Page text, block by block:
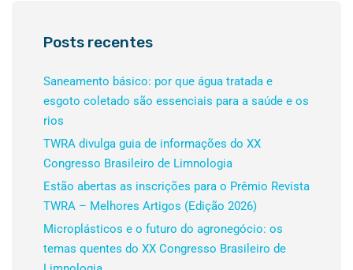
Posts recentes
Saneamento básico: por que água tratada e
esgoto coletado são essenciais para a saúde e os
rios
TWRA divulga guia de informações do XX
Congresso Brasileiro de Limnologia
Estão abertas as inscrições para o Prêmio Revista
TWRA – Melhores Artigos (Edição 2026)
Microplásticos e o futuro do agronegócio: os
temas quentes do XX Congresso Brasileiro de